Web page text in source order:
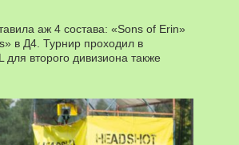
аж 4 состава: «Sons of Erin»
в Д4. Турнир проходил в
второго дивизиона также